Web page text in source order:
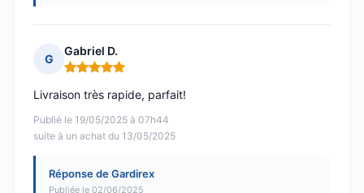
G
Gabriel D.
Note : 5 sur 5
Publié le 19/05/2025 à 07h44
suite à un achat du 13/05/2025
Livraison très rapide, parfait!
Réponse de Gardirex
Publiée le 02/06/2025